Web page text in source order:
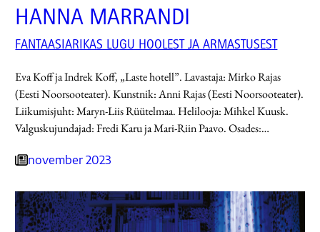
HANNA MARRANDI
FANTAASIARIKAS LUGU HOOLEST JA ARMASTUSEST
Eva Koff ja Indrek Koff, „Laste hotell”. Lavastaja: Mirko Rajas
(Eesti Noorsooteater). Kunstnik: Anni Rajas (Eesti Noorsooteater).
Liikumisjuht: Maryn-Liis Rüütelmaa. Helilooja: Mihkel Kuusk.
Valguskujundajad: Fredi Karu ja Mari-Riin Paavo. Osades:…
november 2023